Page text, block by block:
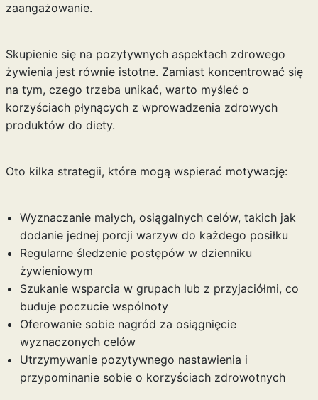
zaangażowanie.
Skupienie się na pozytywnych aspektach zdrowego
żywienia jest równie istotne. Zamiast koncentrować się
na tym, czego trzeba unikać, warto myśleć o
korzyściach płynących z wprowadzenia zdrowych
produktów do diety.
Oto kilka strategii, które mogą wspierać motywację:
Wyznaczanie małych, osiągalnych celów, takich jak
dodanie jednej porcji warzyw do każdego posiłku
Regularne śledzenie postępów w dzienniku
żywieniowym
Szukanie wsparcia w grupach lub z przyjaciółmi, co
buduje poczucie wspólnoty
Oferowanie sobie nagród za osiągnięcie
wyznaczonych celów
Utrzymywanie pozytywnego nastawienia i
przypominanie sobie o korzyściach zdrowotnych